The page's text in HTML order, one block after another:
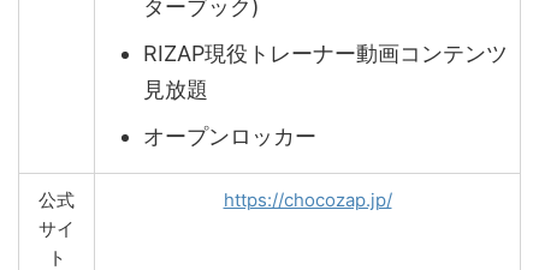
ターブック)
RIZAP現役トレーナー動画コンテンツ
見放題
オープンロッカー
公式
サイ
ト
https://chocozap.jp/